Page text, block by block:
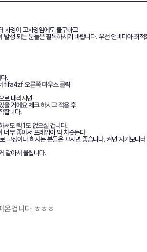
사양이 고사양임에도 불구하고
발생 되는 분들은 필독하시기 바랍니다. 우선 앤비디아 최
.
fifa4zf 오른쪽 마우스 클릭
로 내리시면
을 거에요 체크 하시고 적용 후
합니다.
셔도 렉 1도 없으실 겁니다.
너무 좋아서 프레임이 막 치솟는다
고정이다 하시는 분들은 끄시면 좋습니다. 켜면 자기모니
같아서 올립니다.
온겁니다 ㅎㅎㅎ